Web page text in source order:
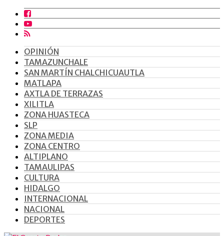
OPINIÓN
TAMAZUNCHALE
SAN MARTÍN CHALCHICUAUTLA
MATLAPA
AXTLA DE TERRAZAS
XILITLA
ZONA HUASTECA
SLP
ZONA MEDIA
ZONA CENTRO
ALTIPLANO
TAMAULIPAS
CULTURA
HIDALGO
INTERNACIONAL
NACIONAL
DEPORTES